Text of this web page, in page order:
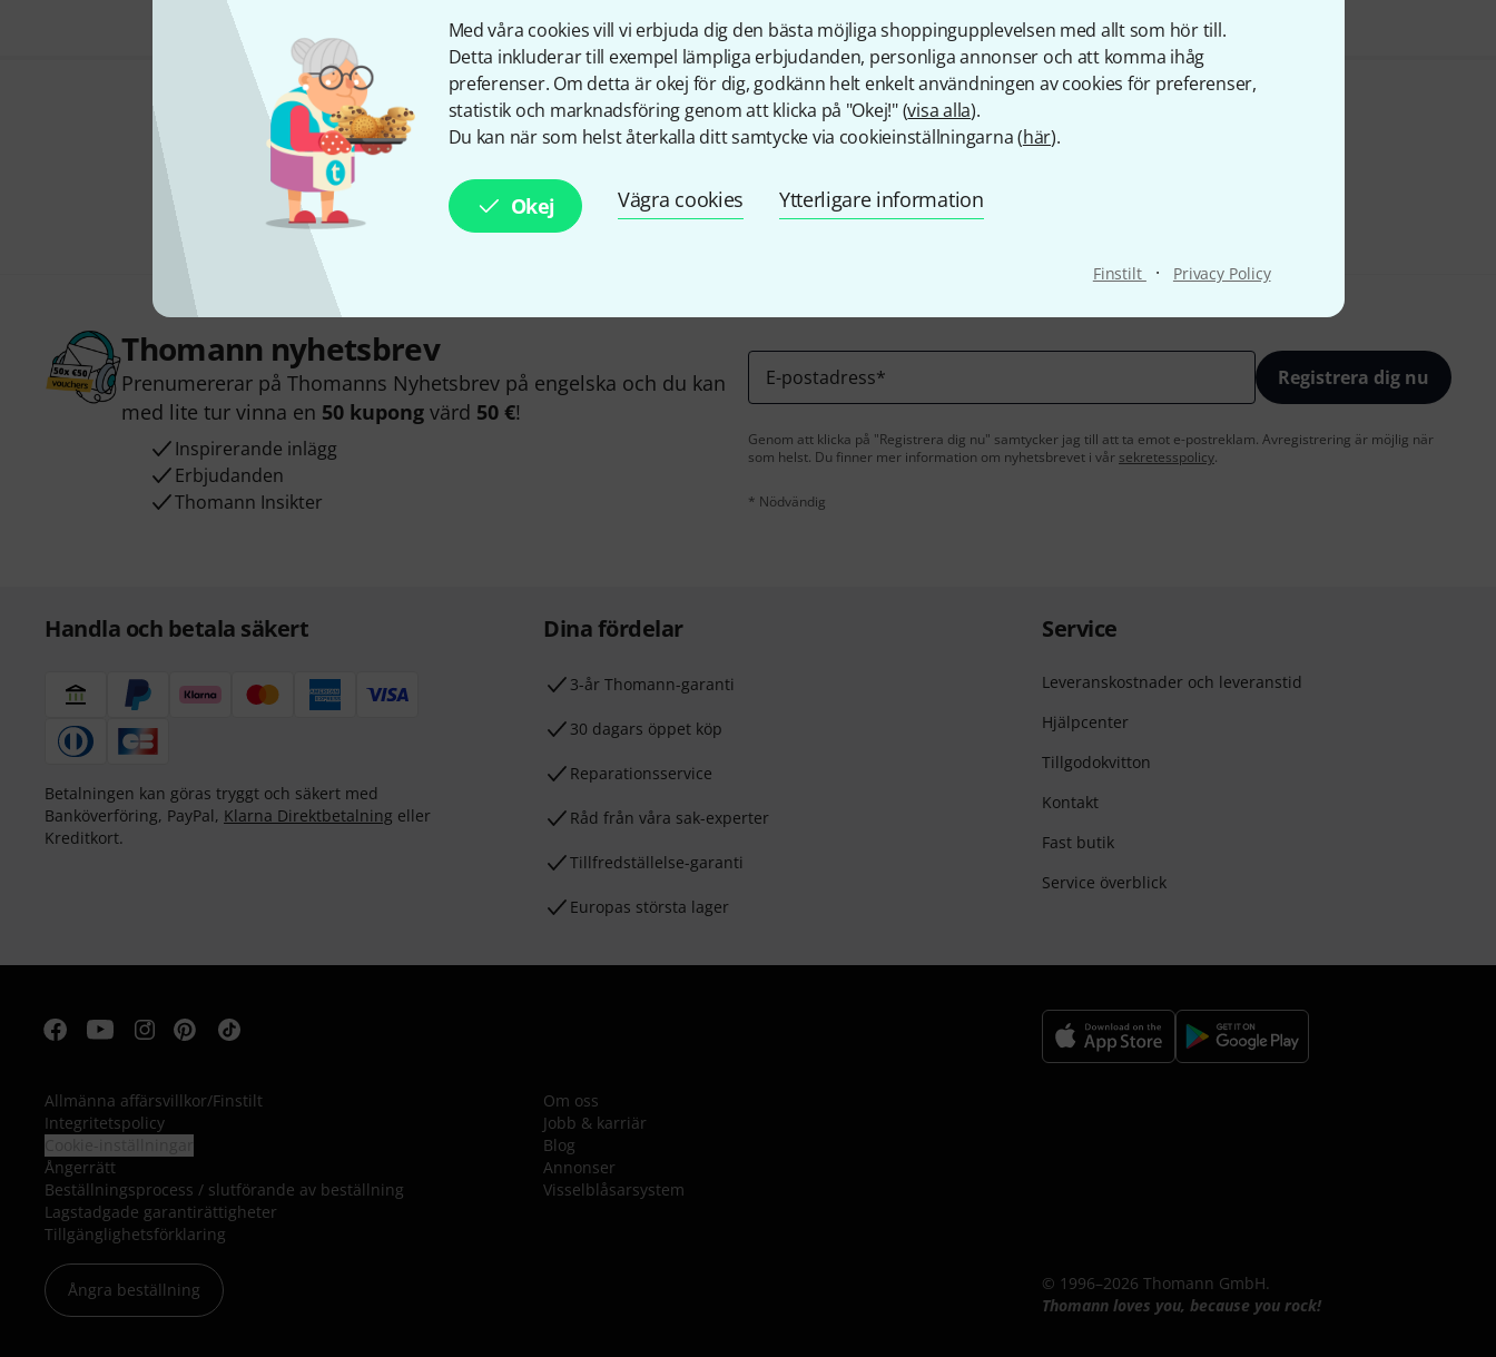
Med våra cookies vill vi erbjuda dig den bästa möjliga shoppingupplevelsen med allt som hör till.
Detta inkluderar till exempel lämpliga erbjudanden, personliga annonser och att komma ihåg
preferenser. Om detta är okej för dig, godkänn helt enkelt användningen av cookies för preferenser,
statistik och marknadsföring genom att klicka på "Okej!" (visa alla).
Du kan när som helst återkalla ditt samtycke via cookieinställningarna (här).
Okej Vägra cookies Ytterligare information
Finstilt · Privacy Policy
Gillar du vad du ser?
Thomann nyhetsbrev
Prenumererar på Thomanns Nyhetsbrev på engelska och du kan
med lite tur vinna en 50 kupong värd 50 €!
Inspirerande inlägg
Erbjudanden
Thomann Insikter
E-postadress* Registrera dig nu
Genom att klicka på "Registrera dig nu" samtycker jag till att ta emot e-postreklam. Avregistrering är möjlig när
som helst. Du finner mer information om nyhetsbrevet i vår sekretesspolicy.
* Nödvändig
Handla och betala säkert
Betalningen kan göras tryggt och säkert med
Banköverföring, PayPal, Klarna Direktbetalning eller
Kreditkort.
Dina fördelar
3-år Thomann-garanti
30 dagars öppet köp
Reparationsservice
Råd från våra sak-experter
Tillfredställelse-garanti
Europas största lager
Service
Leveranskostnader och leveranstid
Hjälpcenter
Tillgodokvitton
Kontakt
Fast butik
Service överblick
Allmänna affärsvillkor/Finstilt
Integritetspolicy
Ångerrätt
Beställningsprocess / slutförande av beställning
Lagstadgade garantirättigheter
Tillgänglighetsförklaring
Ångra beställning
Om oss
Jobb & karriär
Blog
Annonser
Visselblåsarsystem
© 1996–2026 Thomann GmbH.
Thomann loves you, because you rock!